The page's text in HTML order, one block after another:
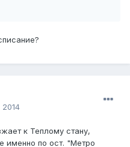
2014
к Теплому стану,
именно по ост. "Метро